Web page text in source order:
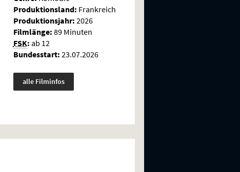
Produktionsland: Frankreich
Produktionsjahr: 2026
Filmlänge: 89 Minuten
FSK: ab 12
Bundesstart: 23.07.2026
alle Filminfos